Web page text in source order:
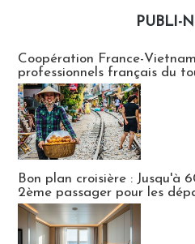
PUBLI-
Coopération France-
professionnels français du
Bon plan croisière : Jusqu'à
2ème passager pour les